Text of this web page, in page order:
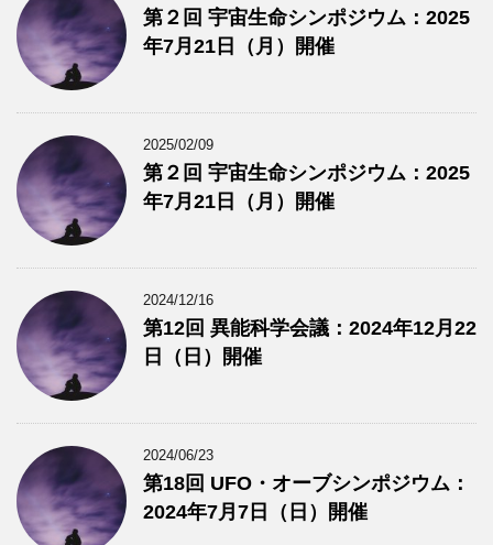
第２回 宇宙生命シンポジウム：2025
年7月21日（月）開催
2025/02/09
第２回 宇宙生命シンポジウム：2025
年7月21日（月）開催
2024/12/16
第12回 異能科学会議：2024年12月22
日（日）開催
2024/06/23
第18回 UFO・オーブシンポジウム：
2024年7月7日（日）開催